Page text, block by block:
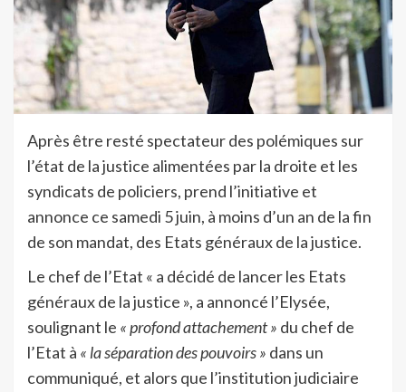
Après être resté spectateur des polémiques sur
l’état de la justice alimentées par la droite et les
syndicats de policiers, prend l’initiative et
annonce ce samedi 5 juin, à moins d’un an de la fin
de son mandat, des Etats généraux de la justice.
Le chef de l’Etat « a décidé de lancer les Etats
généraux de la justice », a annoncé l’Elysée,
soulignant le « profond attachement » du chef de
l’Etat à « la séparation des pouvoirs » dans un
communiqué, et alors que l’institution judiciaire